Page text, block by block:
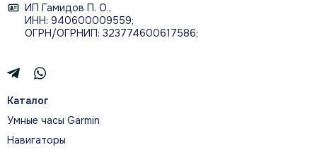
ИП Гамидов П. О.,
ИНН: 940600009559;
ОГРН/ОГРНИП: 323774600617586;
Каталог
Умные часы Garmin
Навигаторы